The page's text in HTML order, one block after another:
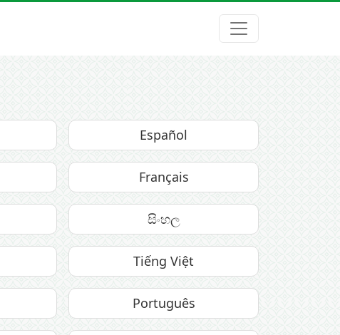
Español
Français
සිංහල
Tiếng Việt
Português